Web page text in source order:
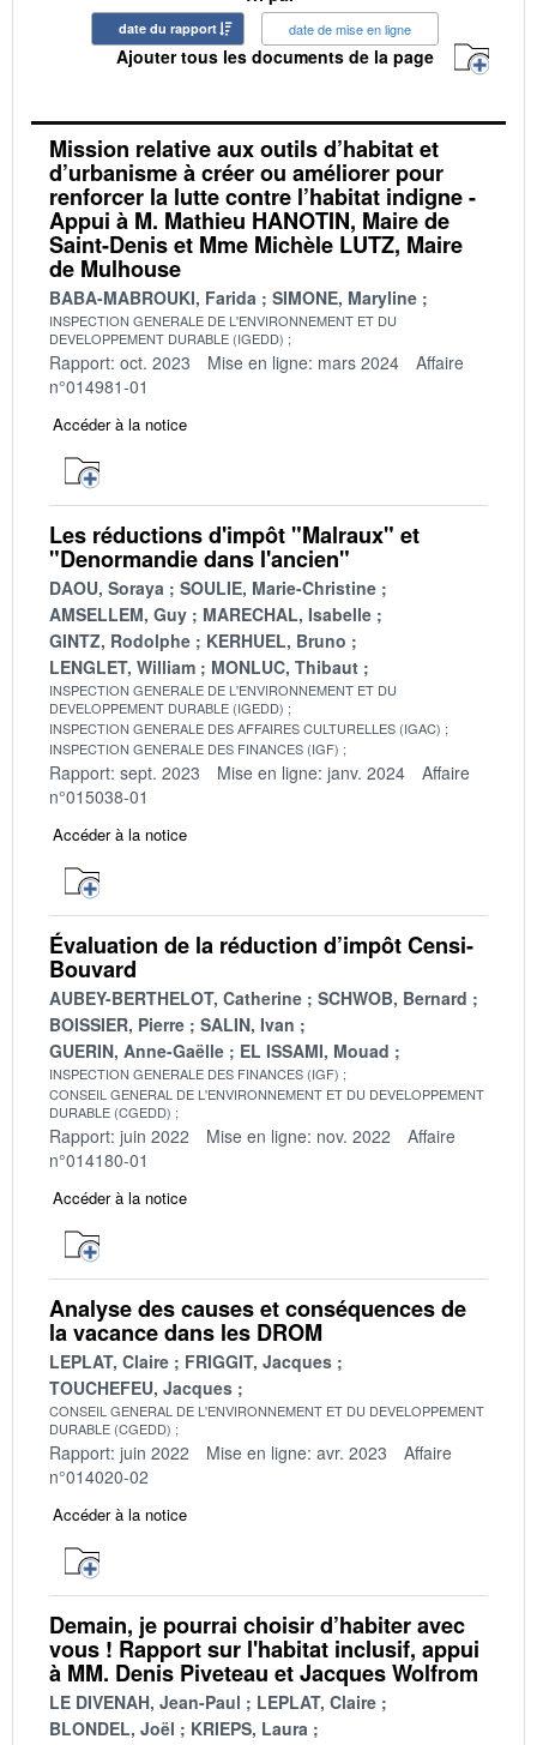
date du rapport date de mise en ligne
Ajouter tous les documents de la page
Mission relative aux outils d’habitat et
d’urbanisme à créer ou améliorer pour
renforcer la lutte contre l’habitat indigne -
Appui à M. Mathieu HANOTIN, Maire de
Saint-Denis et Mme Michèle LUTZ, Maire
de Mulhouse
BABA-MABROUKI, Farida SIMONE, Maryline
INSPECTION GENERALE DE L'ENVIRONNEMENT ET DU
DEVELOPPEMENT DURABLE (IGEDD)
Rapport: oct. 2023 Mise en ligne: mars 2024
Affaire
n°014981-01
Accéder à la notice
Les réductions d'impôt "Malraux" et
"Denormandie dans l'ancien"
DAOU, Soraya
SOULIE, Marie-Christine
AMSELLEM, Guy
MARECHAL, Isabelle
GINTZ, Rodolphe
KERHUEL, Bruno
LENGLET, William
MONLUC, Thibaut
INSPECTION GENERALE DE L'ENVIRONNEMENT ET DU
DEVELOPPEMENT DURABLE (IGEDD)
INSPECTION GENERALE DES AFFAIRES CULTURELLES (IGAC)
INSPECTION GENERALE DES FINANCES (IGF)
Rapport: sept. 2023 Mise en ligne: janv. 2024
Affaire
n°015038-01
Accéder à la notice
Évaluation de la réduction d’impôt Censi-
Bouvard
AUBEY-BERTHELOT, Catherine
SCHWOB, Bernard
BOISSIER, Pierre
SALIN, Ivan
GUERIN, Anne-Gaëlle
EL ISSAMI, Mouad
INSPECTION GENERALE DES FINANCES (IGF)
CONSEIL GENERAL DE L'ENVIRONNEMENT ET DU DEVELOPPEMENT
DURABLE (CGEDD)
Rapport: juin 2022 Mise en ligne: nov. 2022
Affaire
n°014180-01
Accéder à la notice
Analyse des causes et conséquences de
la vacance dans les DROM
LEPLAT, Claire
FRIGGIT, Jacques
TOUCHEFEU, Jacques
CONSEIL GENERAL DE L'ENVIRONNEMENT ET DU DEVELOPPEMENT
DURABLE (CGEDD)
Rapport: juin 2022 Mise en ligne: avr. 2023
Affaire
n°014020-02
Accéder à la notice
Demain, je pourrai choisir d’habiter avec
vous ! Rapport sur l'habitat inclusif, appui
à MM. Denis Piveteau et Jacques Wolfrom
LE DIVENAH, Jean-Paul
LEPLAT, Claire
BLONDEL, Joël
KRIEPS, Laura